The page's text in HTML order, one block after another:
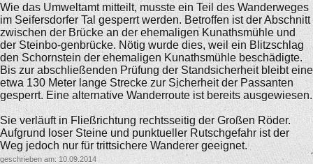
Wie das Umweltamt mitteilt, musste ein Teil des Wanderweges
im Seifersdorfer Tal gesperrt werden. Betroffen ist der Abschnitt
zwischen der Brücke an der ehemaligen Kunathsmühle und
der Steinbo-genbrücke. Nötig wurde dies, weil ein Blitzschlag
den Schornstein der ehemaligen Kunathsmühle beschädigte.
Bis zur abschließenden Prüfung der Standsicherheit bleibt eine
etwa 130 Meter lange Strecke zur Sicherheit der Passanten
gesperrt. Eine alternative Wanderroute ist bereits ausgewiesen.
Sie verläuft in Fließrichtung rechtsseitig der Großen Röder.
Aufgrund loser Steine und punktueller Rutschgefahr ist der
Weg jedoch nur für trittsichere Wanderer geeignet.
geschrieben am: 10.09.2014